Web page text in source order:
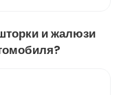
и жалюзи